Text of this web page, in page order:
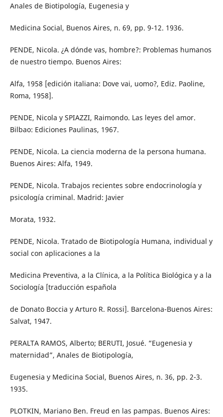
Anales de Biotipología, Eugenesia y
Medicina Social, Buenos Aires, n. 69, pp. 9-12. 1936.
PENDE, Nicola. ¿A dónde vas, hombre?: Problemas humanos
de nuestro tiempo. Buenos Aires:
Alfa, 1958 [edición italiana: Dove vai, uomo?, Ediz. Paoline,
Roma, 1958].
PENDE, Nicola y SPIAZZI, Raimondo. Las leyes del amor.
Bilbao: Ediciones Paulinas, 1967.
PENDE, Nicola. La ciencia moderna de la persona humana.
Buenos Aires: Alfa, 1949.
PENDE, Nicola. Trabajos recientes sobre endocrinología y
psicología criminal. Madrid: Javier
Morata, 1932.
PENDE, Nicola. Tratado de Biotipología Humana, individual y
social con aplicaciones a la
Medicina Preventiva, a la Clínica, a la Política Biológica y a la
Sociología [traducción española
de Donato Boccia y Arturo R. Rossi]. Barcelona-Buenos Aires:
Salvat, 1947.
PERALTA RAMOS, Alberto; BERUTI, Josué. “Eugenesia y
maternidad”, Anales de Biotipología,
Eugenesia y Medicina Social, Buenos Aires, n. 36, pp. 2-3.
1935.
PLOTKIN, Mariano Ben. Freud en las pampas. Buenos Aires: